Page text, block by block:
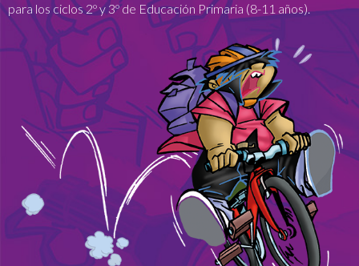
para los ciclos 2º y 3º de Educación Primaria (8-11 años).